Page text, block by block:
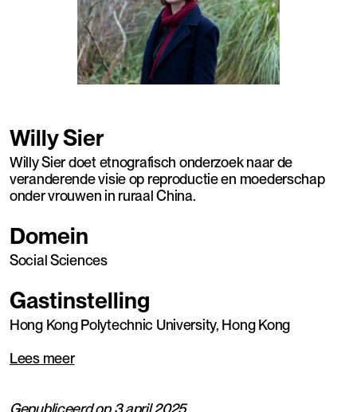
Willy Sier
Willy Sier doet etnografisch onderzoek naar de
veranderende visie op reproductie en moederschap
onder vrouwen in ruraal China.
Domein
Social Sciences
Gastinstelling
Hong Kong Polytechnic University, Hong Kong
Lees meer
Gepubliceerd op 3 april 2025.